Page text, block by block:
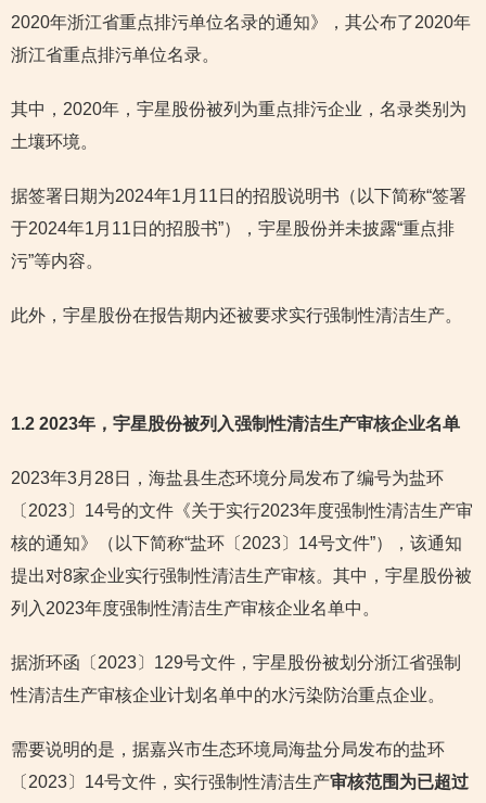
2020年浙江省重点排污单位名录的通知》，其公布了2020年
浙江省重点排污单位名录。
其中，2020年，宇星股份被列为重点排污企业，名录类别为
土壤环境。
据签署日期为2024年1月11日的招股说明书（以下简称“签署
于2024年1月11日的招股书”），宇星股份并未披露“重点排
污”等内容。
此外，宇星股份在报告期内还被要求实行强制性清洁生产。
1.2 2023年，宇星股份被列入强制性清洁生产审核企业名单
2023年3月28日，海盐县生态环境分局发布了编号为盐环
〔2023〕14号的文件《关于实行2023年度强制性清洁生产审
核的通知》（以下简称“盐环〔2023〕14号文件”），该通知
提出对8家企业实行强制性清洁生产审核。其中，宇星股份被
列入2023年度强制性清洁生产审核企业名单中。
据浙环函〔2023〕129号文件，宇星股份被划分浙江省强制
性清洁生产审核企业计划名单中的水污染防治重点企业。
需要说明的是，据嘉兴市生态环境局海盐分局发布的盐环
〔2023〕14号文件，实行强制性清洁生产审核范围为已超过